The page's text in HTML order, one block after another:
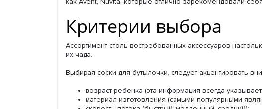
как Avent, Nuvita, которые отлично зарекомендовали
Критерии выбора
Ассортимент столь востребованных аксессуаров
их чада.
Выбирая соски для бутылочки, следует акцентировать
возраст ребенка (эта информация всегда
материал изготовления (самыми популярными